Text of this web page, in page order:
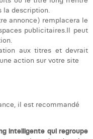
la description.
annonce) remplacera le
publicitaires.Il peut
aux titres et devrait
action sur votre site
il est recommandé
intelligente qui regroupe